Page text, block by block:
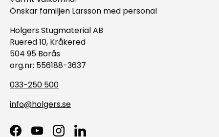
Önskar familjen Larsson med personal
Holgers Stugmaterial AB
Ruered 10, Kråkered
504 95 Borås
org.nr: 556188-3637
033-250 500
info@holgers.se